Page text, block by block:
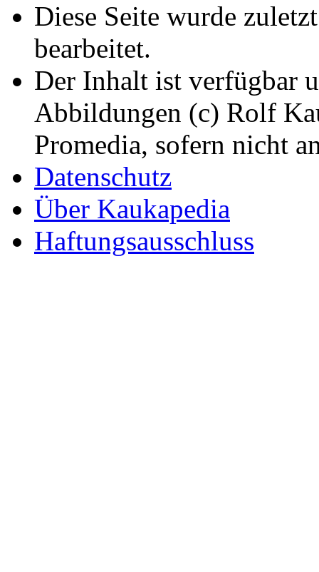
Diese Seite wurde
bearbeitet.
Der Inhalt ist verfügbar
Abbildungen (c) Rolf
Promedia, sofern nicht
Datenschutz
Über Kaukapedia
Haftungsausschluss